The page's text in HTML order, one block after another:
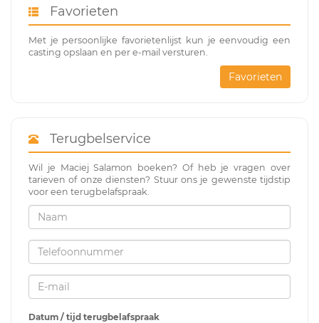
Favorieten
Met je persoonlijke favorietenlijst kun je eenvoudig een
casting opslaan en per e-mail versturen.
Favorieten
Terugbelservice
Wil je Maciej Salamon boeken? Of heb je vragen over
tarieven of onze diensten? Stuur ons je gewenste tijdstip
voor een terugbelafspraak.
Datum / tijd terugbelafspraak